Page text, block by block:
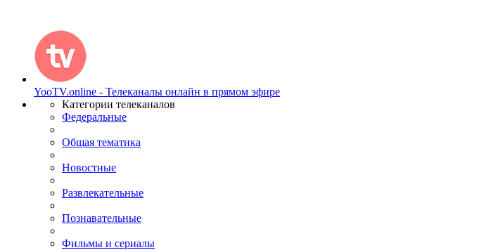
YooTV.online - Телеканалы онлайн в прямом эфире
Категории телеканалов
Федеральные
Общая тематика
Новостные
Развлекательные
Познавательные
Фильмы и сериалы